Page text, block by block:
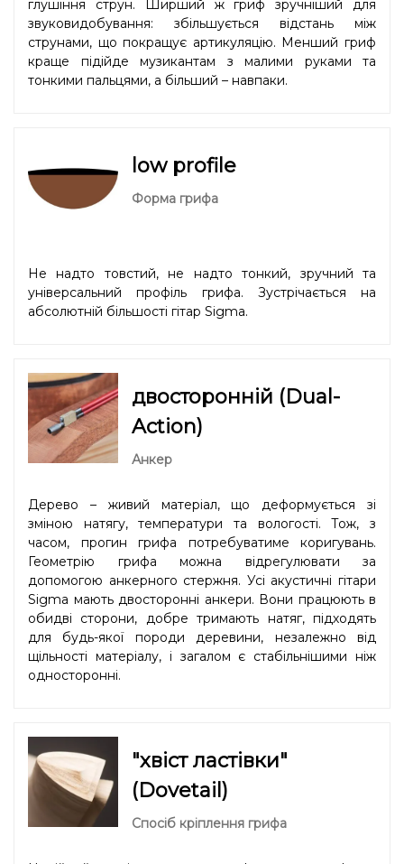
глушіння струн. Ширший ж гриф зручніший для
звуковидобування: збільшується відстань між
струнами, що покращує артикуляцію. Менший гриф
краще підійде музикантам з малими руками та
тонкими пальцями, а більший – навпаки.
low profile
Форма грифа
Не надто товстий, не надто тонкий, зручний та
універсальний профіль грифа. Зустрічається на
абсолютній більшості гітар Sigma.
двосторонній (Dual-
Action)
Анкер
Дерево – живий матеріал, що деформується зі
зміною натягу, температури та вологості. Тож, з
часом, прогин грифа потребуватиме коригувань.
Геометрію грифа можна відрегулювати за
допомогою анкерного стержня. Усі акустичні гітари
Sigma мають двосторонні анкери. Вони працюють в
обидві сторони, добре тримають натяг, підходять
для будь-якої породи деревини, незалежно від
щільності матеріалу, і загалом є стабільнішими ніж
односторонні.
"хвіст ластівки"
(Dovetail)
Спосіб кріплення грифа